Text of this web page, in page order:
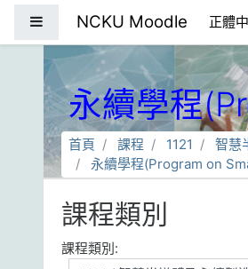
NCKU Moodle 正體
永續學程
首頁 課程 1121
智慧
永續學程(Program on
課程類別
課程類別: